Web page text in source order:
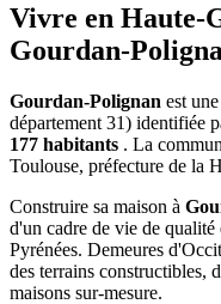
Vivre en Haute-
Gourdan-
Gourdan-Polignan est
département 31) identifiée
177 habitants . La
Toulouse, préfecture de la
Construire sa maison à
d'un cadre de vie de
Pyrénées. Demeures
des terrains constructibles,
maisons sur-mesure.